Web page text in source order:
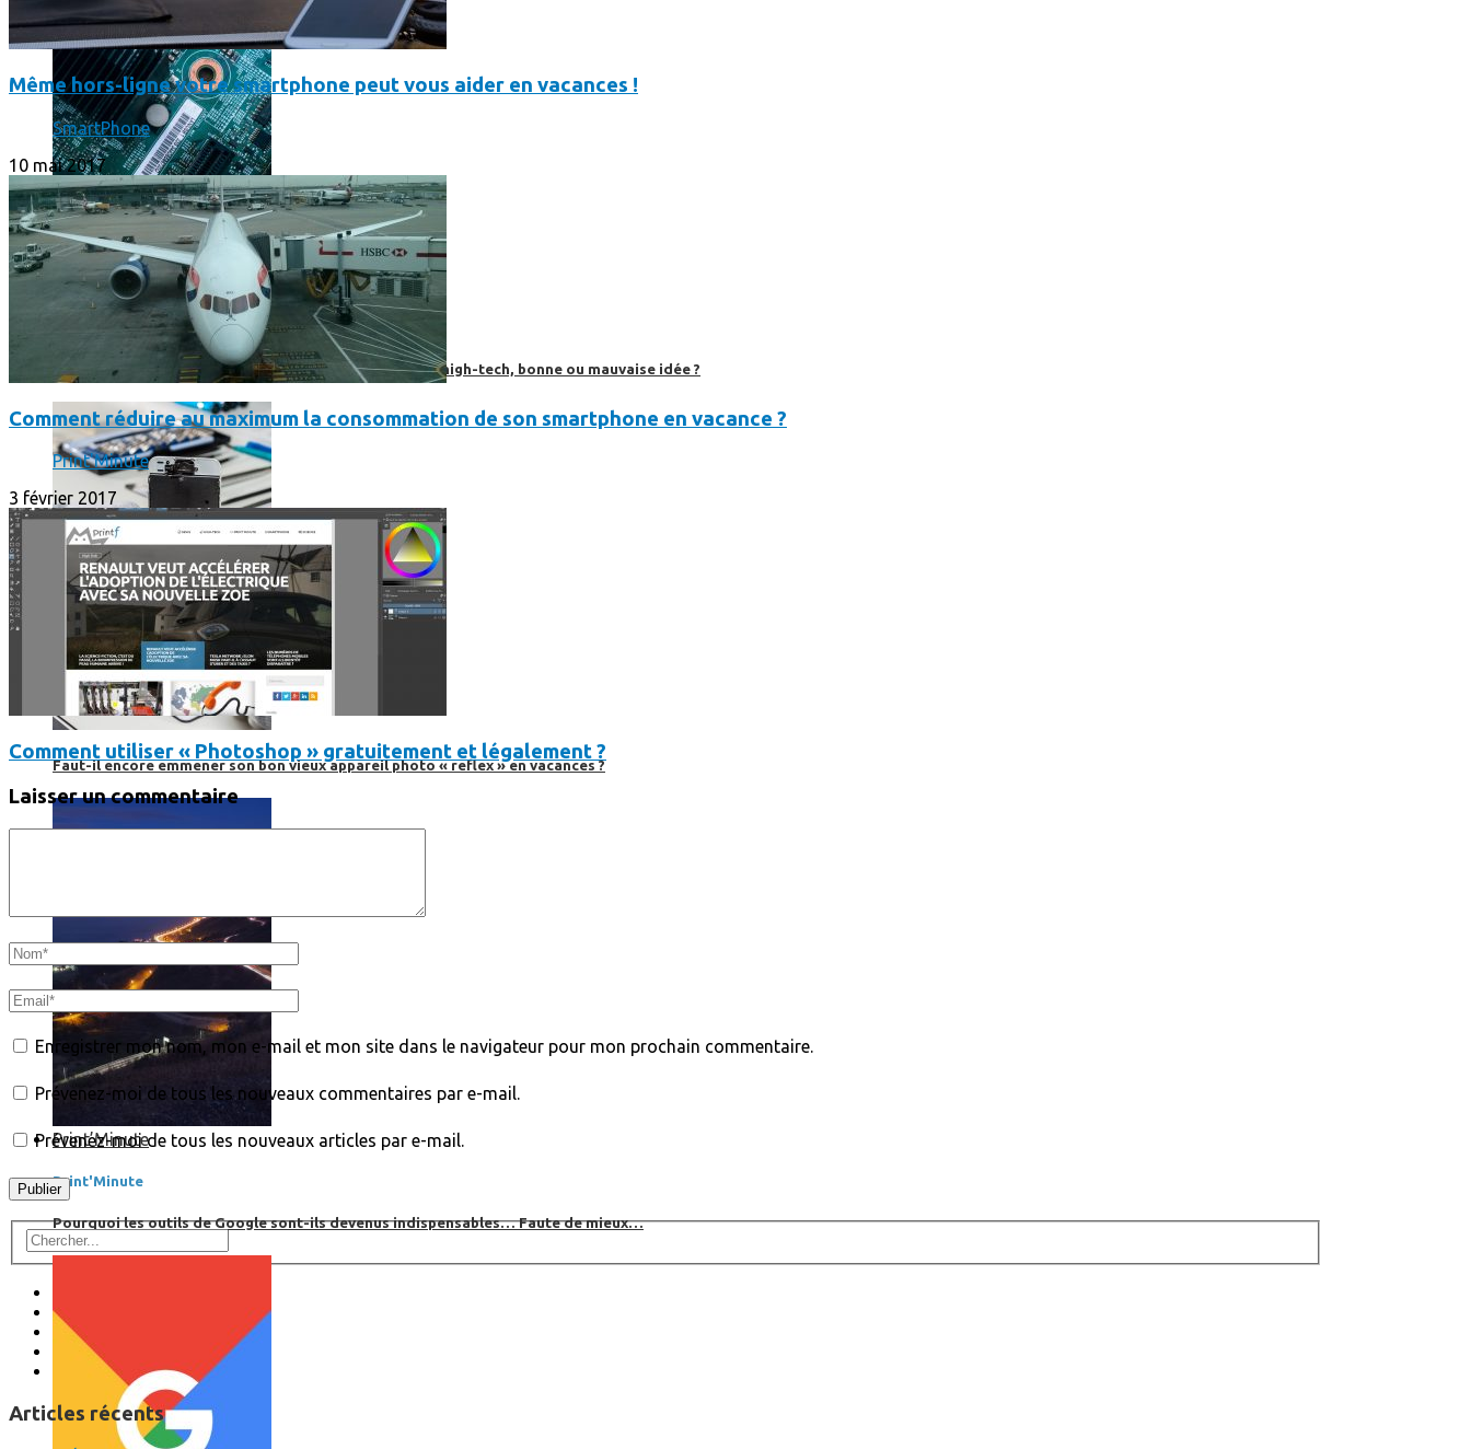
Prendre une extension de garantie pour vos appareils high-tech, bonne ou mauvaise idée ?
Faut-il encore emmener son bon vieux appareil photo « reflex » en vacances ?
Print’Minute
Print'Minute
Pourquoi les outils de Google sont-ils devenus indispensables… Faute de mieux…
Même hors-ligne votre smartphone peut vous aider en vacances !
SmartPhone
10 mai 2017
Comment réduire au maximum la consommation de son smartphone en vacance ?
Print'Minute
3 février 2017
Comment utiliser « Photoshop » gratuitement et légalement ?
Laisser un commentaire
Enregistrer mon nom, mon e-mail et mon site dans le navigateur pour mon prochain commentaire.
Prévenez-moi de tous les nouveaux commentaires par e-mail.
Prévenez-moi de tous les nouveaux articles par e-mail.
Articles récents